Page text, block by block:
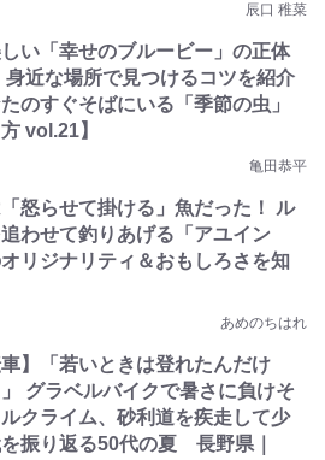
辰口 稚菜
い「幸せのブルービー」の正体
身近な場所で見つけるコツを紹介
たのすぐそばにいる「季節の虫」
vol.21】
亀田恭平
怒らせて掛ける」魚だった！ ル
わせて釣りあげる「アユイン
リジナリティ＆おもしろさを知
あめのちはれ
車】「若いときは登れたんだけ
グラベルバイクで暑さに負けそ
クライム、砂利道を疾走して少
振り返る50代の夏 長野県｜